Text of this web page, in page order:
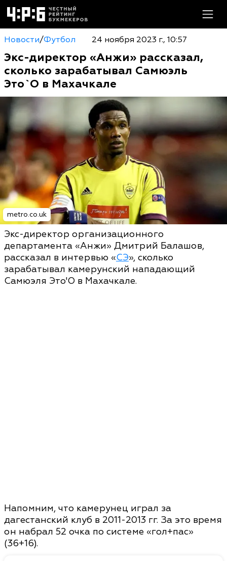
Новости/Футбол 24 ноября 2023 г., 10:57
Экс-директор «Анжи» рассказал,
сколько зарабатывал Самюэль
Это`О в Махачкале
metro.co.uk
Экс-директор организационного
департамента «Анжи» Дмитрий Балашов,
рассказал в интервью «СЭ», сколько
зарабатывал камерунский нападающий
Самюэля Это'О в Махачкале.
Напомним, что камерунец играл за
дагестанский клуб в 2011-2013 гг. За это время
он набрал 52 очка по системе «гол+пас»
(36+16).